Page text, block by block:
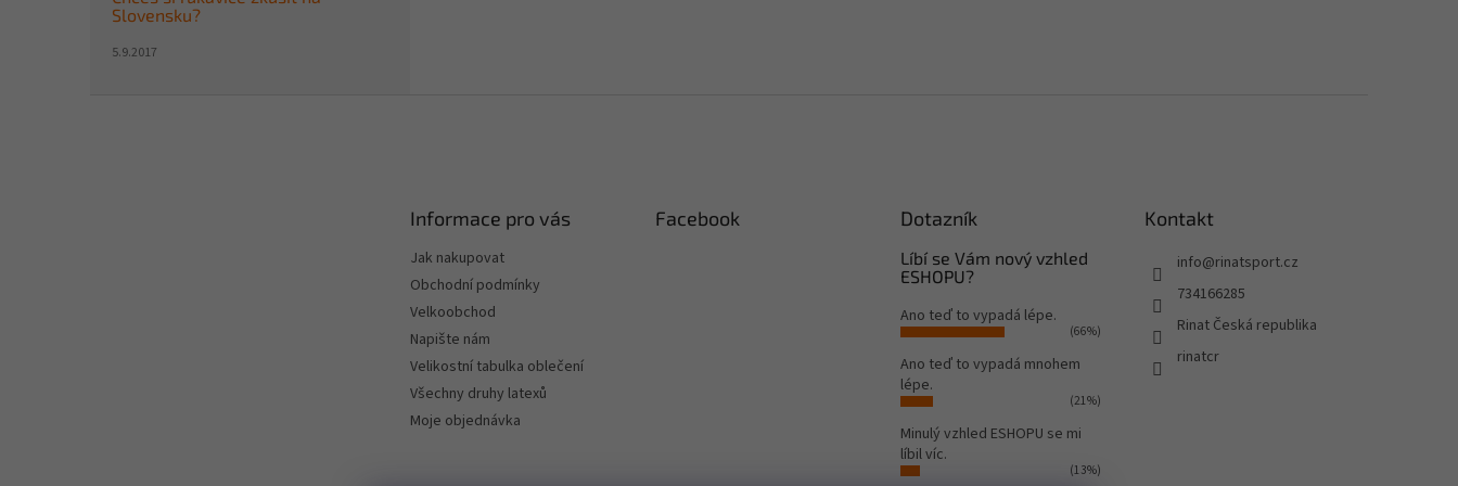
Slovensku?
5.9.2017
Informace pro vás
Jak nakupovat
Obchodní podmínky
Velkoobchod
Napište nám
Velikostní tabulka oblečení
Všechny druhy latexů
Moje objednávka
Facebook Dotazník
Líbí se Vám nový vzhled
ESHOPU?
Ano teď to vypadá lépe.
(66%)
Ano teď to vypadá mnohem
lépe.
(21%)
Minulý vzhled ESHOPU se mi
líbil víc.
(13%)
Kontakt
info@rinatsport.cz
734166285
Rinat Česká republika
rinatcr